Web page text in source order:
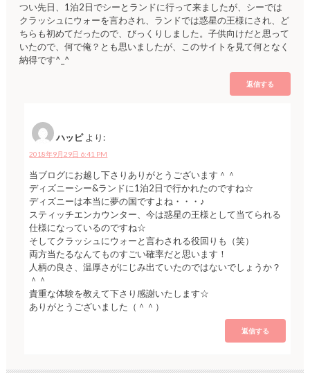
つい先日、1泊2日でシーとランドに行って来ましたが、シーでは
クラッシュにウォーを言わされ、ランドでは惑星の王様にされ、ど
ちらも初めてだったので、びっくりしました。子供向けだと思って
いたので、何で俺？とも思いましたが、このサイトを見て何となく
納得です^_^
返信する
ハッピ より:
2018年9月29日 6:41 PM
当ブログにお越し下さりありがとうございます＾＾
ディズニーシー&ランドに1泊2日で行かれたのですね☆
ディズニーは本当に夢の国ですよね・・・♪
スティッチエンカウンター、今は惑星の王様として当てられる
仕様になっているのですね☆
そしてクラッシュにウォーと言わされる役回りも（笑）
両方当たるなんてものすごい確率だと思います！
人柄の良さ、温厚さがにじみ出ていたのではないでしょうか？
＾＾
貴重な体験を教えて下さり感謝いたします☆
ありがとうございました（＾＾）
返信する